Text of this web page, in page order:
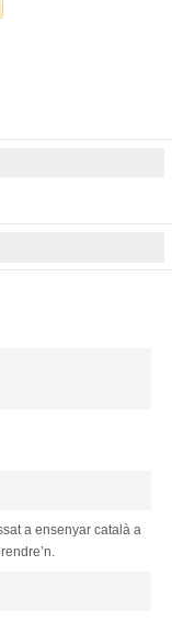
a ensenyar català a